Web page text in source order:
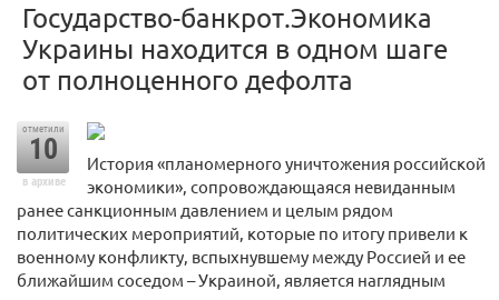
Государство-банкрот.Экономика
Украины находится в одном шаге
от полноценного дефолта
отметили
10
в архиве
История «планомерного уничтожения российской
экономики», сопровождающаяся невиданным
ранее санкционным давлением и целым рядом
политических мероприятий, которые по итогу привели к
военному конфликту, вспыхнувшему между Россией и ее
ближайшим соседом – Украиной, является наглядным